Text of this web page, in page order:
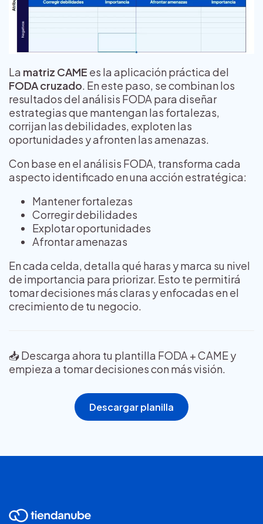
La matriz CAME es la aplicación práctica del
FODA cruzado . En este paso, se combinan los
resultados del análisis FODA para diseñar
estrategias que mantengan las fortalezas,
corrijan las debilidades, exploten las
oportunidades y afronten las amenazas.
Con base en el análisis FODA, transforma cada
aspecto identificado en una acción estratégica:
Mantener fortalezas
Corregir debilidades
Explotar oportunidades
Afrontar amenazas
En cada celda, detalla qué haras y marca su nivel
de importancia para priorizar. Esto te permitirá
tomar decisiones más claras y enfocadas en el
crecimiento de tu negocio.
📥 Descarga ahora tu plantilla FODA + CAME y
empieza a tomar decisiones con más visión.
Descargar planilla